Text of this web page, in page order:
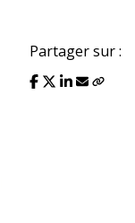
Partager sur :